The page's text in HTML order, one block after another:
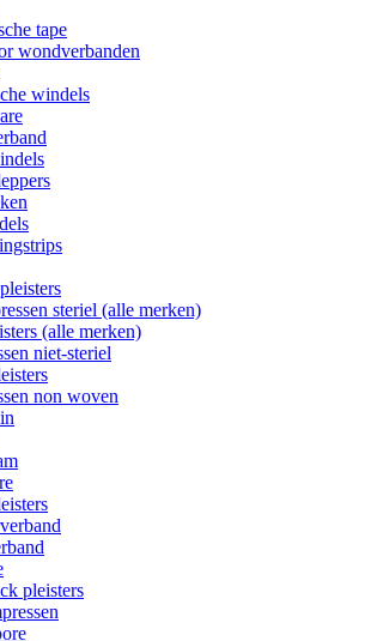
tape
wondverbanden
windels
steriel (alle merken)
(alle merken)
niet-steriel
non woven
pleisters